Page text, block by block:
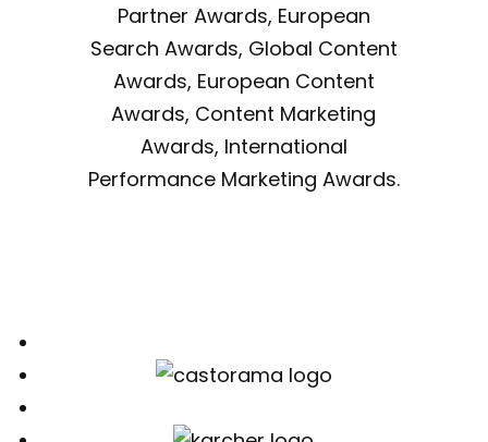
Partner Awards, European
Search Awards, Global Content
Awards, European Content
Awards, Content Marketing
Awards, International
Performance Marketing Awards.